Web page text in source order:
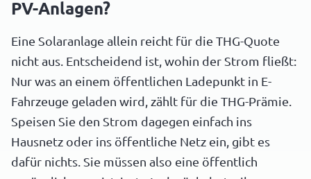
PV-Anlagen?
Eine Solaranlage allein reicht für die THG-Quote
nicht aus. Entscheidend ist, wohin der Strom fließt:
Nur was an einem öffentlichen Ladepunkt in E-
Fahrzeuge geladen wird, zählt für die THG-Prämie.
Speisen Sie den Strom dagegen einfach ins
Hausnetz oder ins öffentliche Netz ein, gibt es
dafür nichts. Sie müssen also eine öffentlich